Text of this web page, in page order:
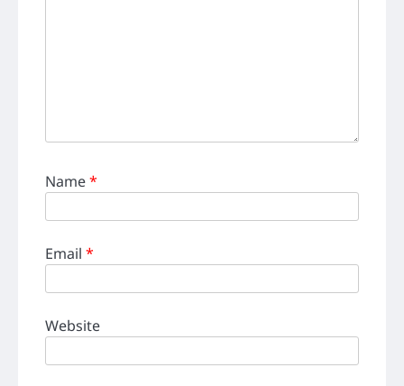
Name*
Email *
Website